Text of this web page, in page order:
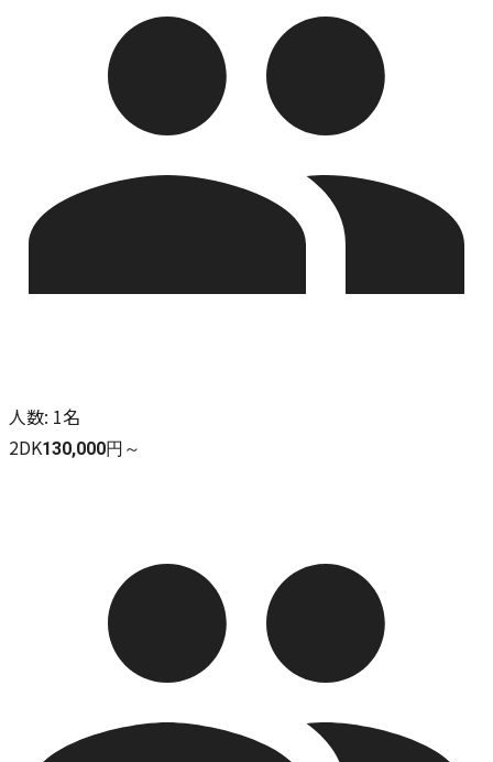
人数: 1名
2DK130,000円～